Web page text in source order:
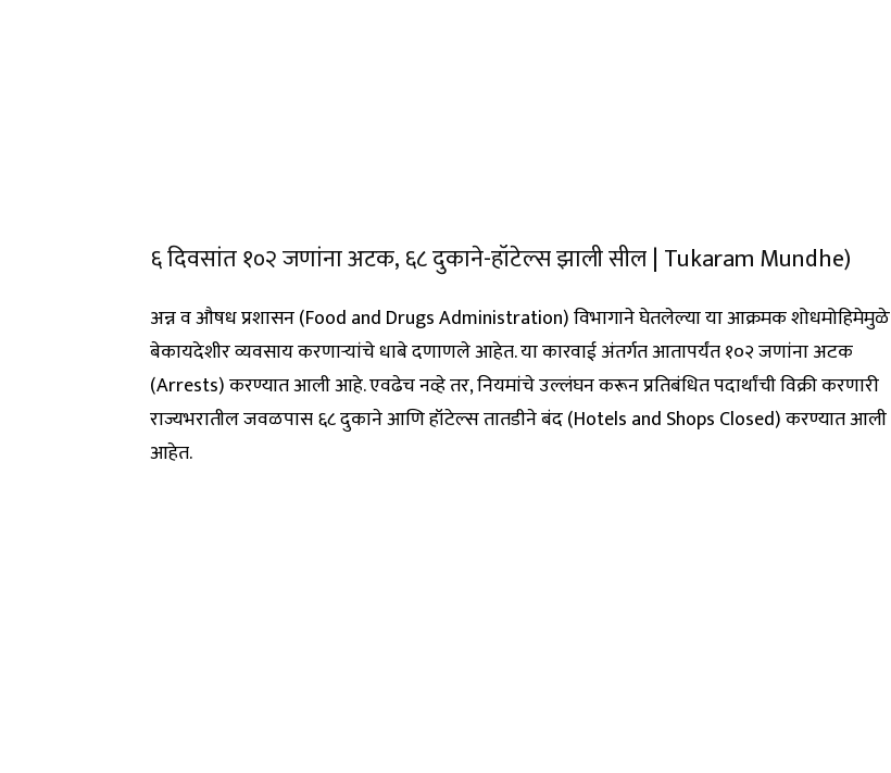
६ दिवसांत १०२ जणांना अटक, ६८ दुकाने-हॉटेल्स झाली सील | Tukaram Mundhe)
अन्न व औषध प्रशासन (Food and Drugs Administration) विभागाने घेतलेल्या या आक्रमक शोधमोहिमेमुळे
बेकायदेशीर व्यवसाय करणाऱ्यांचे धाबे दणाणले आहेत. या कारवाई अंतर्गत आतापर्यंत १०२ जणांना अटक
(Arrests) करण्यात आली आहे. एवढेच नव्हे तर, नियमांचे उल्लंघन करून प्रतिबंधित पदार्थांची विक्री करणारी
राज्यभरातील जवळपास ६८ दुकाने आणि हॉटेल्स तातडीने बंद (Hotels and Shops Closed) करण्यात आली
आहेत.